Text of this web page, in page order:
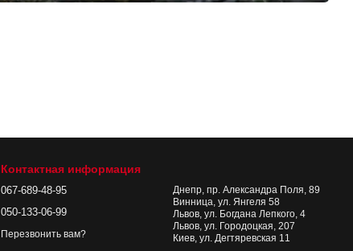
Контактная информация
067-689-48-95
050-133-06-99
Перезвонить вам?
Днепр, пр. Александра Поля, 89
Винница, ул. Янгеля 58
Львов, ул. Богдана Лепкого, 4
Львов, ул. Городоцкая, 207
Киев, ул. Дегтяревская 11